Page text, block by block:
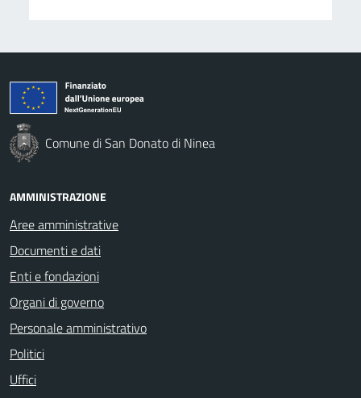
Comune di San Donato di Ninea
AMMINISTRAZIONE
Aree amministrative
Documenti e dati
Enti e fondazioni
Organi di governo
Personale amministrativo
Politici
Uffici